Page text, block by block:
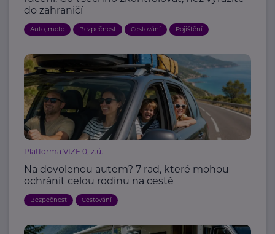
do zahraničí
Auto, moto Bezpečnost Cestování Pojištění
Platforma VIZE 0, z.ú.
Na dovolenou autem? 7 rad, které mohou
ochránit celou rodinu na cestě
Bezpečnost Cestování